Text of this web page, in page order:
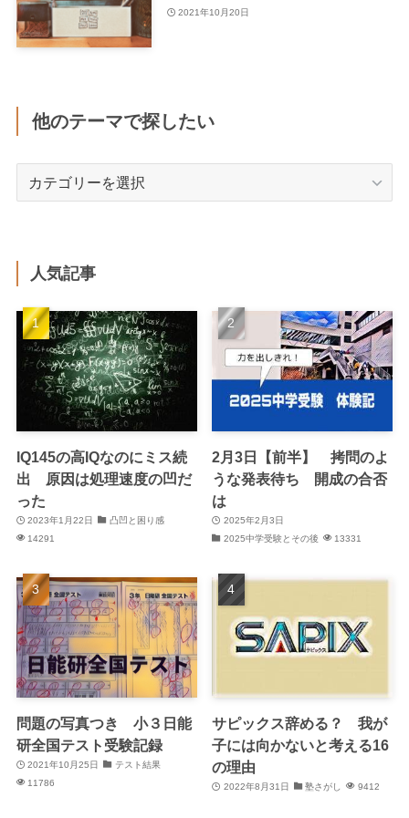
2021年10月20日
他のテーマで探したい
マ
で
探
し
た
人気記事
IQ145の高IQなのにミス続
出 原因は処理速度の凹だ
った
2023年1月22日
凸凹と困り感
14291
2月3日【前半】 拷問のよ
うな発表待ち 開成の合否
は
2025年2月3日
2025中学受験とその後
13331
問題の写真つき 小３日能
研全国テスト受験記録
2021年10月25日
テスト結果
11786
サピックス辞める？ 我が
子には向かないと考える16
の理由
2022年8月31日 塾さがし 9412